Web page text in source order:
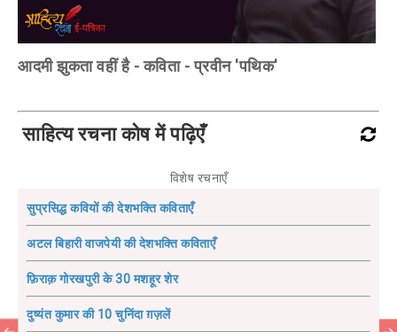
आदमी झुकता वहीं है - कविता - प्रवीन 'पथिक'
साहित्य रचना कोष में पढ़िएँ
विशेष रचनाएँ
सुप्रसिद्ध कवियों की देशभक्ति कविताएँ
अटल बिहारी वाजपेयी की देशभक्ति कविताएँ
फ़िराक़ गोरखपुरी के 30 मशहूर शेर
दुष्यंत कुमार की 10 चुनिंदा ग़ज़लें